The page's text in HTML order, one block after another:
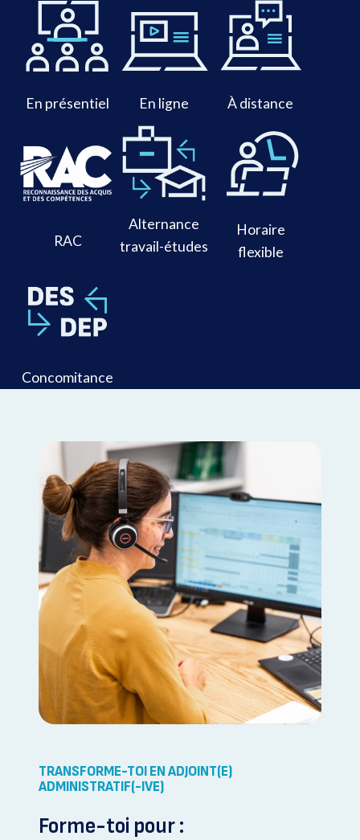
En présentiel En ligne À distance
RAC
Alternance
travail-études
Horaire
flexible
Concomitance
TRANSFORME-TOI EN ADJOINT(E)
ADMINISTRATIF(-IVE)
Forme-toi pour :